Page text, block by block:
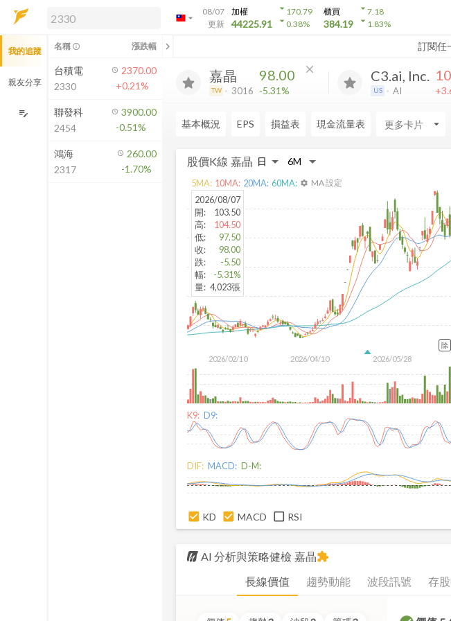
arrow_drop_down
08/07
更新
加權
44225.91
arrow_drop_down170.79
arrow_drop_down0.38%
櫃買
384.19
arrow_drop_down7.18
arrow_drop_down1.83%
訂閱任
解鎖即時行情及進階功能
方案」，即可解鎖以下功能：
即時行情
即時市況與排行
成交金額熱力圖
前往方案訂閱
如何綁定合作券商
嘉晶
TW 3016
98.00
-5.31%
close C3.ai, Inc.
US AI
基本概況 EPS 損益表 現金流量表 arrow_drop_down
股價K線 嘉晶
2026/02/10 2026/04/10 2026/05/28
2026/08/07
開:
103.50
高:
104.50
低:
97.50
收:
98.00
跌:
-5.50
幅:
-5.31%
量: 4,023張
5MA: 10MA: 20MA: 60MA: settings MA 設定
除
K9: D9:
DIF: MACD: D-M:
KD MACD RSI
AI 分析與策略健檢 嘉晶extension
長線價值 趨勢動能 波段訊號 存
我的追蹤
親友分享
edit_note
名稱 info_outline 漲跌幅 chevron_left
台積電
2330
2370.00
+0.21%
聯發科
2454
3900.00
-0.51%
鴻海
2317
260.00
-1.70%